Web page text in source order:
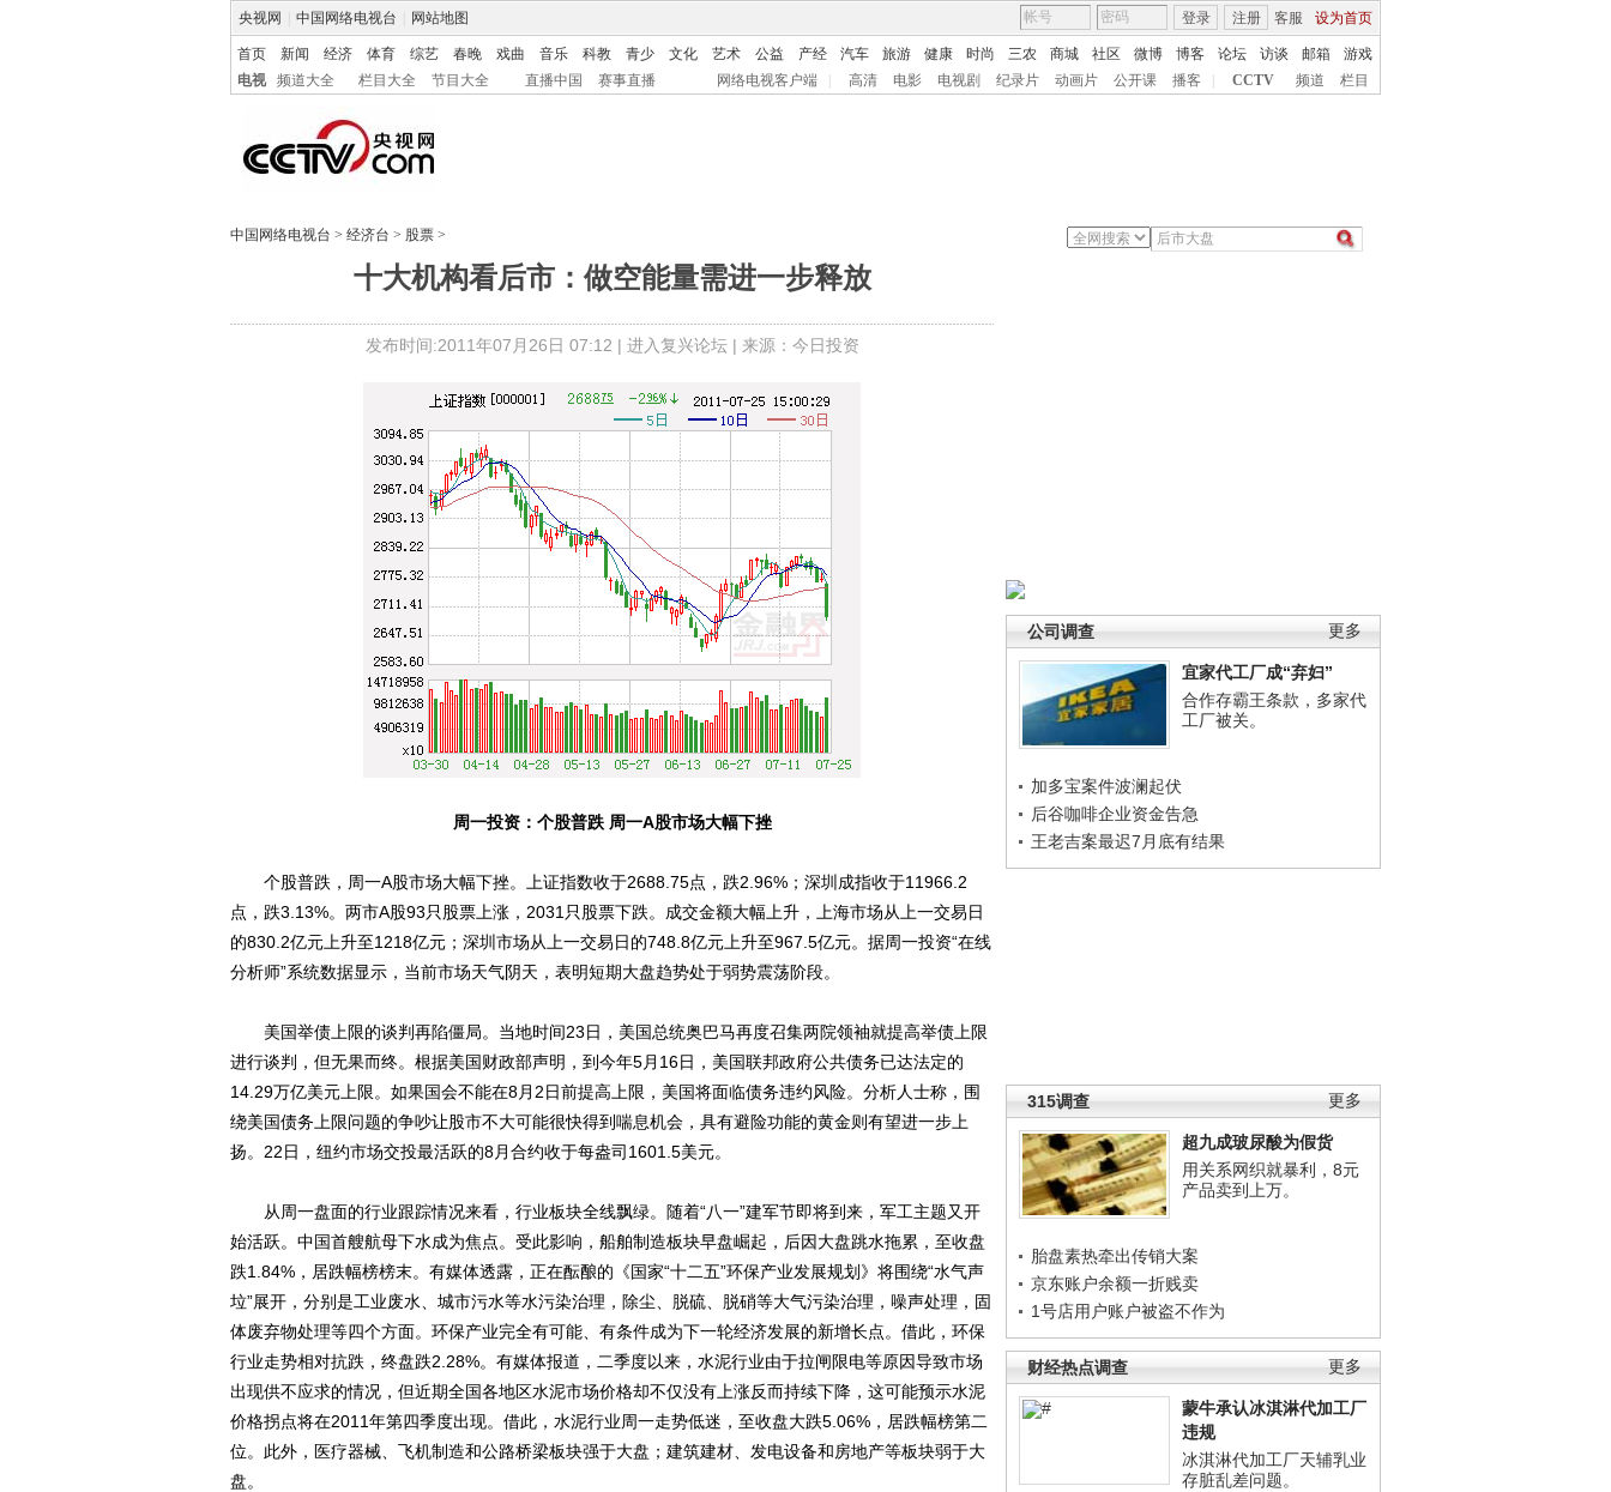
央视网 中国网络电视台 网站地图 客服 设为首页
登录 注册
首页 新闻 经济 体育 综艺 春晚 戏曲 音乐 科教 青少 文化 艺术 公益 产经 汽车 旅游 健康 时尚 三农 商城 社区 微博 博客 论坛 访谈 邮箱
游戏
电视
频道大全 栏目大全 节目大全 直播中国 赛事直播 网络电视客户端 高清 电影 电视剧 纪录片 动画片 公开课 播客 CCTV 频道 栏目
中国网络电视台 > 经济台 > 股票 >
十大机构看后市：做空能量需进一步释放
发布时间:2011年07月26日 07:12 | 进入复兴论坛| 来源：今日投资
更多
公司调查
宜家代工厂成“弃妇”
合作存霸王条款，多家代
工厂被关。
加多宝案件波澜起伏
后谷咖啡企业资金告急
王老吉案最迟7月底有结果
更多
315调查
超九成玻尿酸为假货
用关系网织就暴利，8元
产品卖到上万。
胎盘素热牵出传销大案
京东账户余额一折贱卖
1号店用户账户被盗不作为
更多
财经热点调查
蒙牛承认冰淇淋代加工厂
违规
冰淇淋代加工厂天辅乳业
存脏乱差问题。
周一投资： 个股普跌 周一A股市场大幅下挫
个股普跌，周一A股市场大幅下挫。上证指数收于2688.75点，跌2.96%；深圳成指收于11966.2
点，跌3.13%。两市A股93只股票上涨，2031只股票下跌。成交金额大幅上升，上海市场从上一交易日
的830.2亿元上升至1218亿元；深圳市场从上一交易日的748.8亿元上升至967.5亿元。据周一投资“在线
分析师”系统数据显示，当前市场天气阴天，表明短期大盘趋势处于弱势震荡阶段。
美国举债上限的谈判再陷僵局。当地时间23日，美国总统奥巴马再度召集两院领袖就提高举债上限
进行谈判，但无果而终。根据美国财政部声明，到今年5月16日，美国联邦政府公共债务已达法定的
14.29万亿美元上限。如果国会不能在8月2日前提高上限，美国将面临债务违约风险。分析人士称，围
绕美国债务上限问题的争吵让股市不大可能很快得到喘息机会，具有避险功能的黄金则有望进一步上
扬。22日，纽约市场交投最活跃的8月合约收于每盎司1601.5美元。
从周一盘面的行业跟踪情况来看，行业板块全线飘绿。随着“八一”建军节即将到来，军工主题又开
始活跃。中国首艘航母下水成为焦点。受此影响，船舶制造板块早盘崛起，后因大盘跳水拖累，至收盘
跌1.84%，居跌幅榜榜末。有媒体透露，正在酝酿的《国家“十二五”环保产业发展规划》将围绕“水气声
垃”展开，分别是工业废水、城市污水等水污染治理，除尘、脱硫、脱硝等大气污染治理，噪声处理，固
体废弃物处理等四个方面。环保产业完全有可能、有条件成为下一轮经济发展的新增长点。借此，环保
行业走势相对抗跌，终盘跌2.28%。有媒体报道，二季度以来，水泥行业由于拉闸限电等原因导致市场
出现供不应求的情况，但近期全国各地区水泥市场价格却不仅没有上涨反而持续下降，这可能预示水泥
价格拐点将在2011年第四季度出现。借此，水泥行业周一走势低迷，至收盘大跌5.06%，居跌幅榜第二
位。此外，医疗器械、飞机制造和公路桥梁板块强于大盘；建筑建材、发电设备和房地产等板块弱于大
盘。